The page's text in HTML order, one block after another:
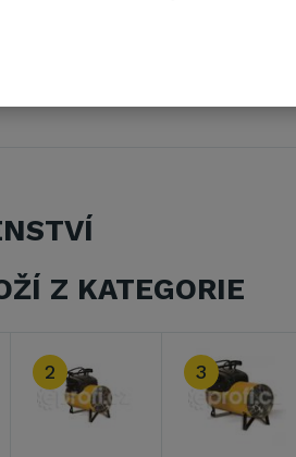
trubice 305 mm
s kabelem 10 m
Z KATEGORIE